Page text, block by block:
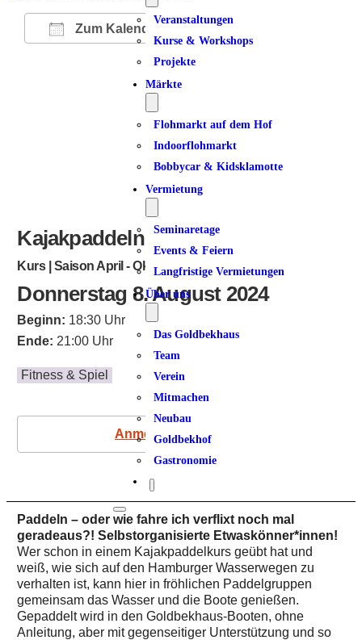
Veranstaltungen
Kurse & Workshops
Projekte
Märkte
Flohmarkt auf dem Hof
Indoorflohmarkt
Bobbycar & Kidsklamotte
Vermietung
Seminaretage
Events & Feiern
Langfristige Vermietungen
Über uns
Das Goldbekhaus
Team
Verein
Mitmachen
Neubau
Goldbekhof
Gastronomie
Zum Kalender hinzufügen
ICS herunterladen
Google Kalender
iCalendarOffice 365
Kajakpaddeln am Donnerstag
Kurs | Saison April - Oktober
Donnerstag 8. August 2024
Beginn: 18:30 Uhr
Ende: 21:00 Uhr
Fitness & Spiel
Anmeldung
Paddeln – oder wie fahre ich verflixt noch mal
geradeaus?!Selbstorganisierte Etwaskönner*innen!
Wer schon in einem Kajakpaddelkurs geübt hat und
weiß, wie sich auf den Hamburger Wasserwegen zu
verhalten ist, kann hier in fröhlichen Paddelgruppen
gemeinsam das Wasser und die Boote genießen.
Gepaddelt wird in den Goldbekhaus-Booten, ohne
Anleitung, aber mit gegenseitiger Unterstützung und so